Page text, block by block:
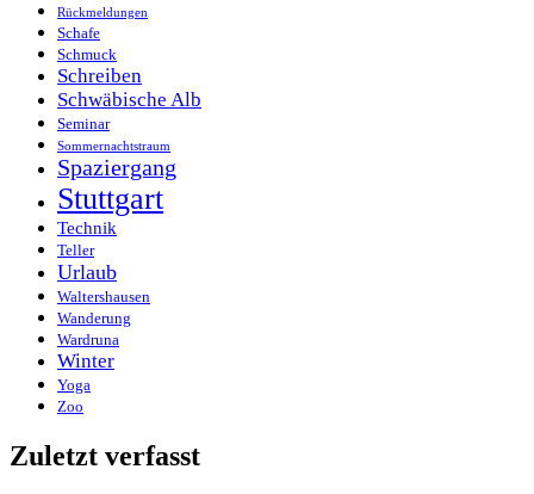
Rückmeldungen
Schafe
Schmuck
Schreiben
Schwäbische Alb
Seminar
Sommernachtstraum
Spaziergang
Stuttgart
Technik
Teller
Urlaub
Waltershausen
Wanderung
Wardruna
Winter
Yoga
Zoo
Zuletzt verfasst